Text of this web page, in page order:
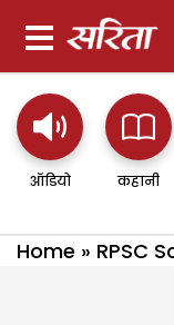
ऑडियो कहानी
Home » RPSC